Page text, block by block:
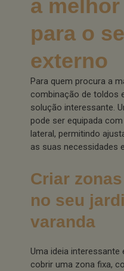
a
para o
externo
Para quem procura a
combinação de toldos
solução interessante.
pode ser equipada
lateral, permitindo
as suas necessidades
Criar
no seu
varanda
Uma ideia interessante
cobrir uma zona fixa,